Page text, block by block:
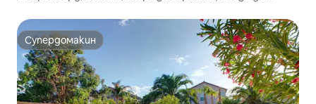
Супердомакин
Супердомакин